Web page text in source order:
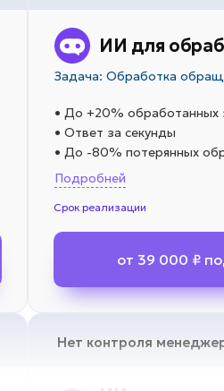
ИИ для
Задача: Обработка
• До +20% обработанных
• Ответ за секунды
• До -80% потерянных
Подробней
Срок реализации
от 39 000 ₽
Нет контроля